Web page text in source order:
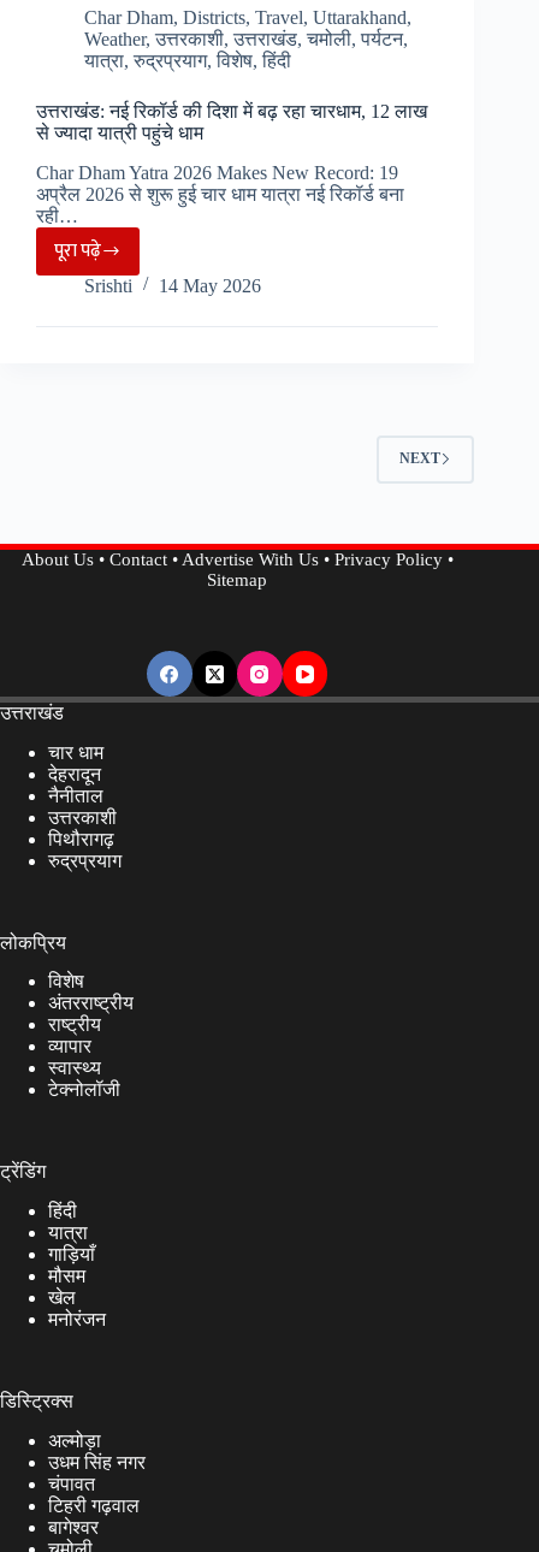
की
घोषणा,
यात्रियों
की
सुरक्षा
में
मिलेगी
मदद…
Char Dham, Districts, Travel, Uttarakhand,
Weather,उत्तरकाशी,उत्तराखंड,चमोली,पर्यटन,
यात्रा,रुद्रप्रयाग,विशेष,हिंदी
उत्तराखंड: नई रिकॉर्ड की दिशा में बढ़ रहा चारधाम, 12 लाख
से ज्यादा यात्री पहुंचे धाम
Char Dham Yatra 2026 Makes New Record: 19
अप्रैल 2026 से शुरू हुई चार धाम यात्रा नई रिकॉर्ड बना
रही…
पूरा पढ़ेउत्तराखंड:
नई
रिकॉर्ड
लाख
Srishti 14 May 2026
NEXT
About Us• Contact•Advertise With Us• Privacy Policy•
Sitemap
उत्तराखंड
चार धाम
देहरादून
नैनीताल
उत्तरकाशी
पिथौरागढ़
रुद्रप्रयाग
लोकप्रिय
विशेष
अंतरराष्ट्रीय
राष्ट्रीय
व्यापार
स्वास्थ्य
टेक्नोलॉजी
ट्रेंडिंग
हिंदी
यात्रा
गाड़ियाँ
मौसम
खेल
मनोरंजन
डिस्ट्रिक्स
अल्मोड़ा
उधम सिंह नगर
चंपावत
टिहरी गढ़वाल
बागेश्वर